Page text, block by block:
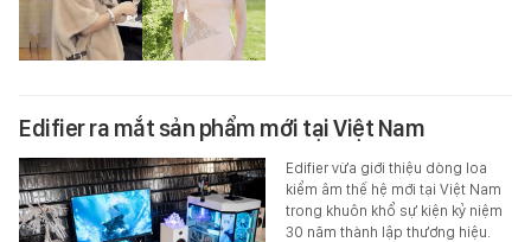
Edifier ra mắt sản phẩm mới tại Việt Nam
Edifier vừa giới thiệu dòng loa
kiểm âm thế hệ mới tại Việt Nam
trong khuôn khổ sự kiện kỷ niệm
30 năm thành lập thương hiệu.